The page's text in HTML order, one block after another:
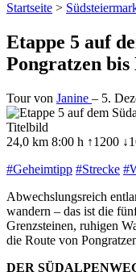
Startseite >
Etappe 5 auf
Pongratzen bis
Tour von Janine – 5.
24,0 km 8:00 h ↑1200
#Geheimtipp #Strecke
Abwechslungsreich
wandern – das ist die
Grenzsteinen, ruhigen
die Route von
DER